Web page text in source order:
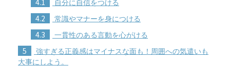
4.1 自分に自信をつける
4.2 常識やマナーを身につける
4.3 一貫性のある言動を心がける
5
強すぎる正義感はマイナスな面も！周囲への気遣いも
大事にしよう。